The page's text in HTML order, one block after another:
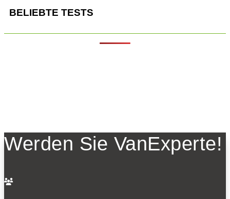
BELIEBTE TESTS
Werden Sie VanExperte!
